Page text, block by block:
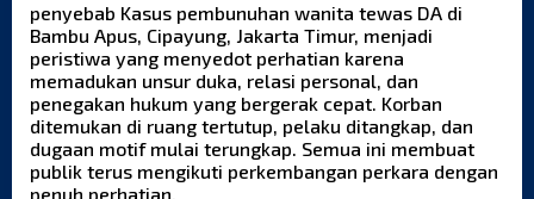
penyebab Kasus pembunuhan wanita tewas DA di
Bambu Apus, Cipayung, Jakarta Timur, menjadi
peristiwa yang menyedot perhatian karena
memadukan unsur duka, relasi personal, dan
penegakan hukum yang bergerak cepat. Korban
ditemukan di ruang tertutup, pelaku ditangkap, dan
dugaan motif mulai terungkap. Semua ini membuat
publik terus mengikuti perkembangan perkara dengan
penuh perhatian.